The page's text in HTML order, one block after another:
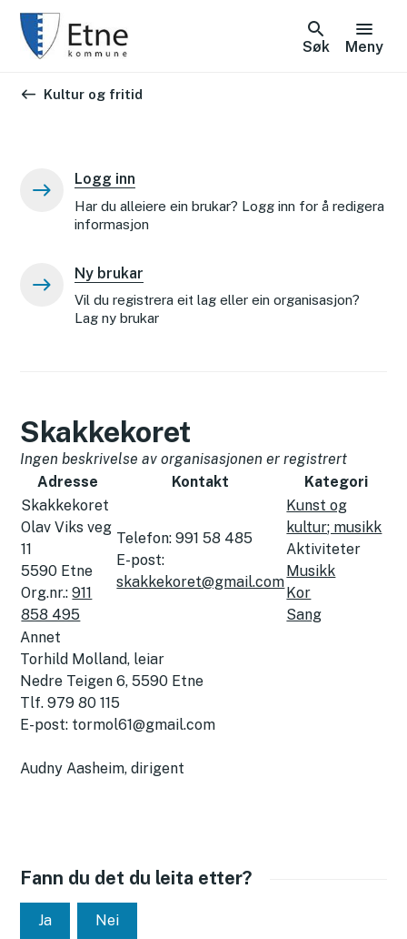
Søk Meny
Du er her:
Kultur og fritid
Logg inn
Har du alleiere ein brukar? Logg inn for å redigera
informasjon
Ny brukar
Vil du registrera eit lag eller ein organisasjon?
Lag ny brukar
Skakkekoret
Ingen beskrivelse av organisasjonen er registrert
Adresse
Kontakt
Kategori
Skakkekoret
Olav Viks veg
11
5590 Etne
Org.nr.:911
858 495
Telefon:991 58 485
E-post:
skakkekoret@gmail.com
Kunst og
kultur; musikk
Aktiviteter
Musikk
Kor
Sang
Annet
Torhild Molland, leiar
Nedre Teigen 6, 5590 Etne
Tlf. 979 80 115
E-post: tormol61@gmail.com
Audny Aasheim, dirigent
Fann du det du leita etter?
Ja Nei